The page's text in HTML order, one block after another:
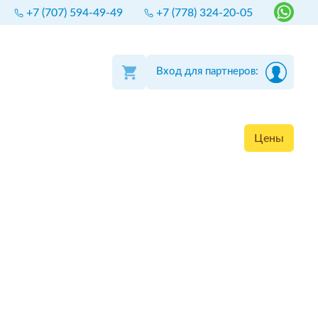
+7 (707) 594-49-49 +7 (778) 324-20-05
Вход для партнеров:
Цены